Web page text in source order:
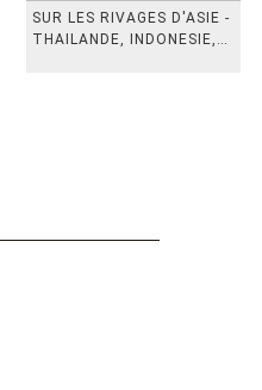
SUR LES RIVAGES D'ASIE -
THAILANDE, INDONESIE,